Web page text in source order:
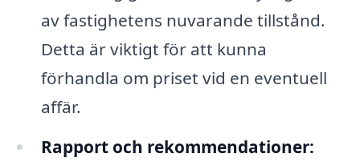
av fastighetens nuvarande tillstånd.
Detta är viktigt för att kunna
förhandla om priset vid en eventuell
affär.
Rapport och rekommendationer: